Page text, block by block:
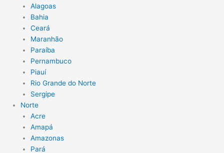
Alagoas
Bahia
Ceará
Maranhão
Paraíba
Pernambuco
Piauí
Rio Grande do Norte
Sergipe
Norte
Acre
Amapá
Amazonas
Pará